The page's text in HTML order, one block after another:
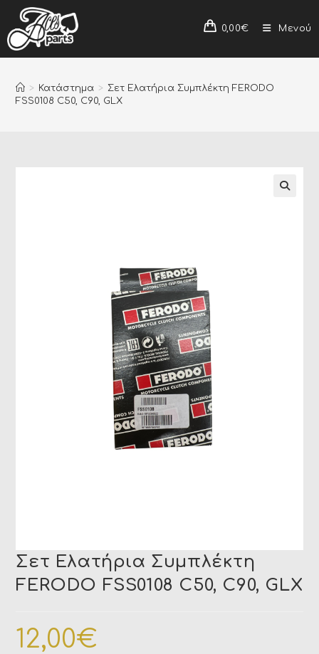
0,00€ Μενού
> Κατάστημα > Σετ Ελατήρια Συμπλέκτη FERODO
FSS0108 C50, C90, GLX
Σετ Ελατήρια Συμπλέκτη
FERODO FSS0108 C50, C90, GLX
12,00€